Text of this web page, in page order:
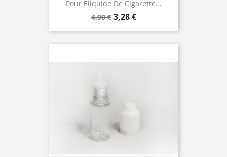
Pour Eliquide De Cigarette...
Prix
4,90 € Prix
3,28 €